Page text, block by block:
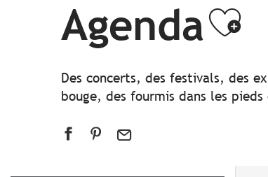
Agenda
Des concerts, des festivals, des
bouge, des fourmis dans les